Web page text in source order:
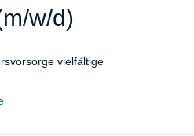
w/d)
vielfältige